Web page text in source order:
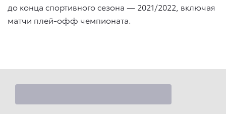
до конца спортивного сезона — 2021/2022, включая
матчи плей-офф чемпионата.